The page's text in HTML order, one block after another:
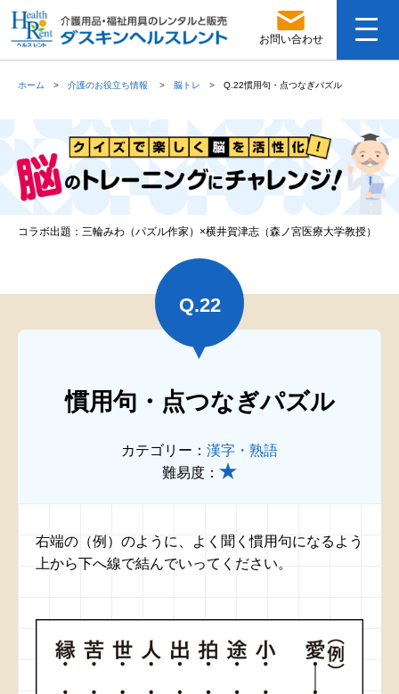
お問い合わせ
ホーム 介護のお役立ち情報 脳トレ Q.22慣用句・点つなぎパズル
コラボ出題：三輪みわ（パズル作家）×横井賀津志（森ノ宮医療大学教授）
Q.22
慣用句・点つなぎパズル
カテゴリー： 漢字・熟語
難易度：
右端の（例）のように、よく聞く慣用句になるよう
上から下へ線で結んでいってください。